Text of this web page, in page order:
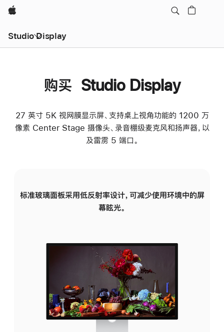
Apple
Studio Display
购买 Studio Display
27 英寸 5K 视网膜显示屏、支持桌上视角功能的 1200 万
像素 Center Stage 摄像头、录音棚级麦克风和扬声器，以
及雷雳 5 端口。
标准玻璃面板采用低反射率设计，可减少使用环境中的屏
幕眩光。